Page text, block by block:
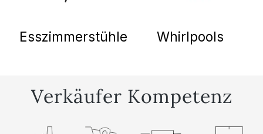
Esszimmerstühle Whirlpools
Verkäufer Kompetenz